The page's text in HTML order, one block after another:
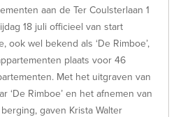
aan de Ter Coulsterlaan 1
18 juli officieel van start
ook wel bekend als ‘De Rimboe’,
plaats voor 46
Met het uitgraven van
‘De Rimboe’ en het afnemen van
gaven Krista Walter